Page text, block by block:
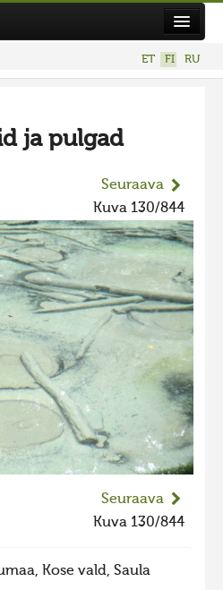
lisa
ET FI RU
ja pulgad
Seuraava
Kuva 130/844
Seuraava
Kuva 130/844
Kose vald, Saula